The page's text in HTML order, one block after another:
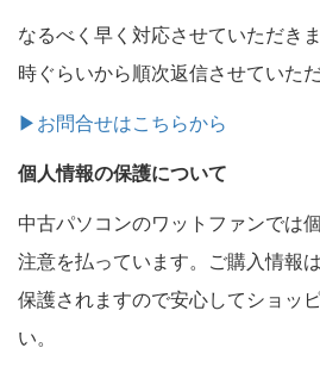
なるべく早く対応させていただき
時ぐらいから順次返信させていた
▶お問合せはこちらから
個人情報の保護について
中古パソコンのワットファンでは
注意を払っています。ご購入情報
保護されますので安心してショッ
い。